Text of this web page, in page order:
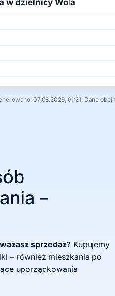
w dzielnicy Wola
07.08.2026, 01:21. Dane
–
sprzedaż? Kupujemy
– również mieszkania po
uporządkowania